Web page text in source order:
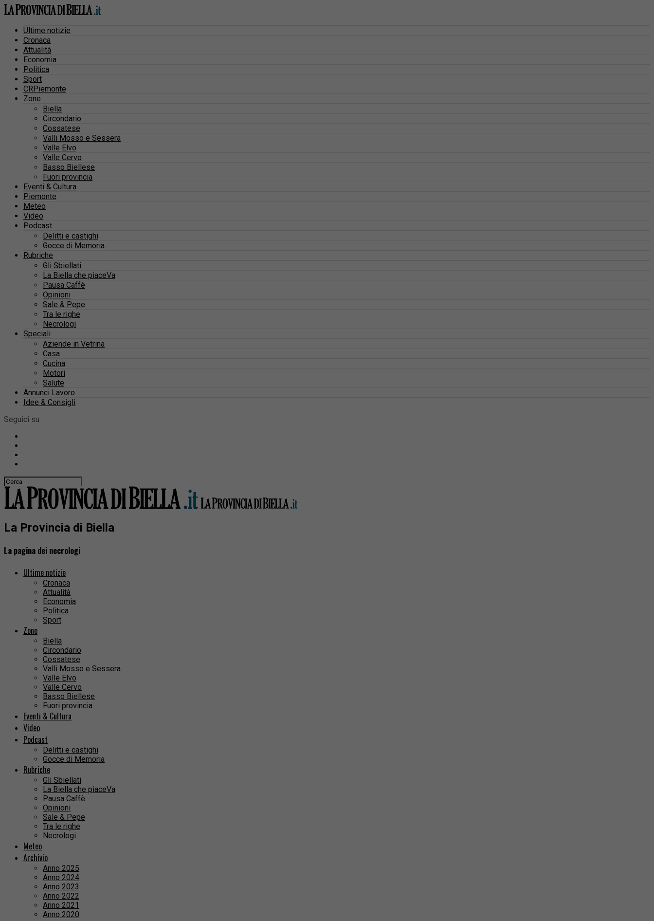
Ultime notizie
Cronaca
Attualità
Economia
Politica
Sport
CRPiemonte
Zone
Biella
Circondario
Cossatese
Valli Mosso e Sessera
Valle Elvo
Valle Cervo
Basso Biellese
Fuori provincia
Eventi & Cultura
Piemonte
Meteo
Video
Podcast
Delitti e castighi
Gocce di Memoria
Rubriche
Gli Sbiellati
La Biella che piaceVa
Pausa Caffè
Opinioni
Sale & Pepe
Tra le righe
Necrologi
Speciali
Aziende in Vetrina
Casa
Cucina
Motori
Salute
Annunci Lavoro
Idee & Consigli
Seguici su
La Provincia di Biella
La pagina dei necrologi
Ultime notizie
Cronaca
Attualità
Economia
Politica
Sport
Zone
Biella
Circondario
Cossatese
Valli Mosso e Sessera
Valle Elvo
Valle Cervo
Basso Biellese
Fuori provincia
Eventi & Cultura
Video
Podcast
Delitti e castighi
Gocce di Memoria
Rubriche
Gli Sbiellati
La Biella che piaceVa
Pausa Caffè
Opinioni
Sale & Pepe
Tra le righe
Necrologi
Meteo
Archivio
Anno 2025
Anno 2024
Anno 2023
Anno 2022
Anno 2021
Anno 2020